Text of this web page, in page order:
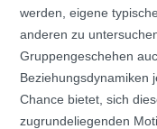
werden, eigene
anderen zu
Gruppengeschehen
Beziehungsdynamiken
Chance bietet, sich
zugrundeliegenden